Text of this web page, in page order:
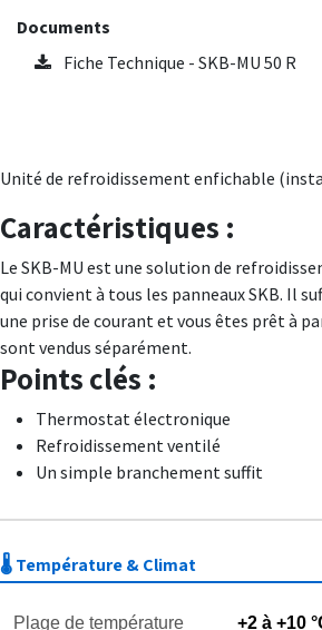
Documents
Fiche Technique - SKB-MU 50 R
Unité de refroidissement enfichable
Caractéristiques :
Le SKB-MU est une solution de
qui convient à tous les panneaux SKB. Il
une prise de courant et vous êtes prêt à
sont vendus séparément.
Points clés :
Thermostat électronique
Refroidissement ventilé
Un simple branchement suffit
🌡️ Température & Climat
Plage de température +2 à +10